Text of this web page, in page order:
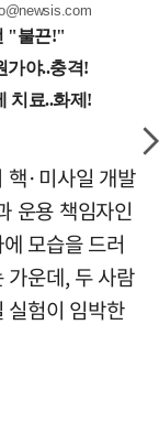
핵·미사일 개발
운용 책임자인
모습을 드러
가운데, 두 사람
실험이 임박한